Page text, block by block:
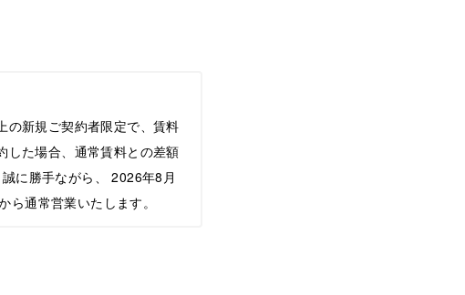
の新規ご契約者限定で、賃料
した場合、通常賃料との差額
に勝手ながら、 2026年8月
通常営業いたします。